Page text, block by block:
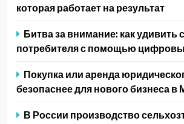
которая работает на результат
Битва за внимание: как удивить
потребителя с помощью
Покупка или аренда
безопаснее для нового бизнеса в
В России производство